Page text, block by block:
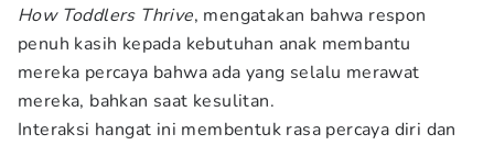
How Toddlers Thrive, mengatakan bahwa respon
penuh kasih kepada kebutuhan anak membantu
mereka percaya bahwa ada yang selalu merawat
mereka, bahkan saat kesulitan.
Interaksi hangat ini membentuk rasa percaya diri dan